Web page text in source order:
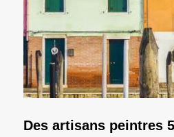
Des artisans peintres